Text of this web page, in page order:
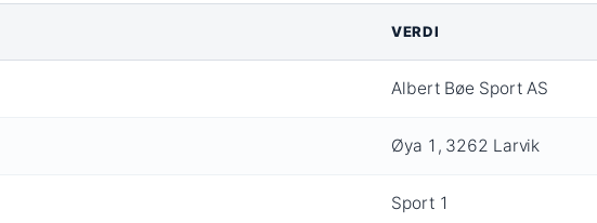
VERDI
Albert Bøe Sport AS
Øya 1, 3262 Larvik
Sport 1